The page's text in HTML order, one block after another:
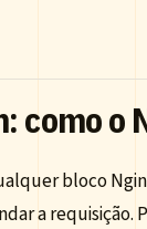
como o
bloco
a requisição.